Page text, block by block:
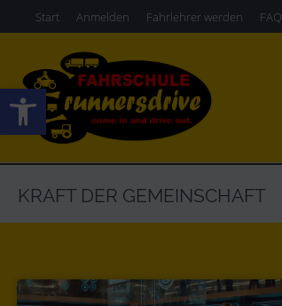
Werkzeugleiste öffnen
Start Anmelden Fahrlehrer werden FAQ
KRAFT DER GEMEINSCHAFT